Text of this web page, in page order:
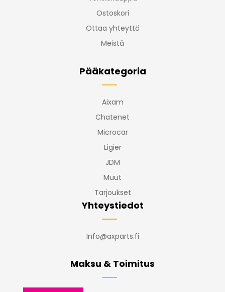
Ostoskori
Ottaa yhteyttä
Meistä
Pääkategoria
Aixam
Chatenet
Microcar
Ligier
JDM
Muut
Tarjoukset
Yhteystiedot
Info@axparts.fi
Maksu & Toimitus